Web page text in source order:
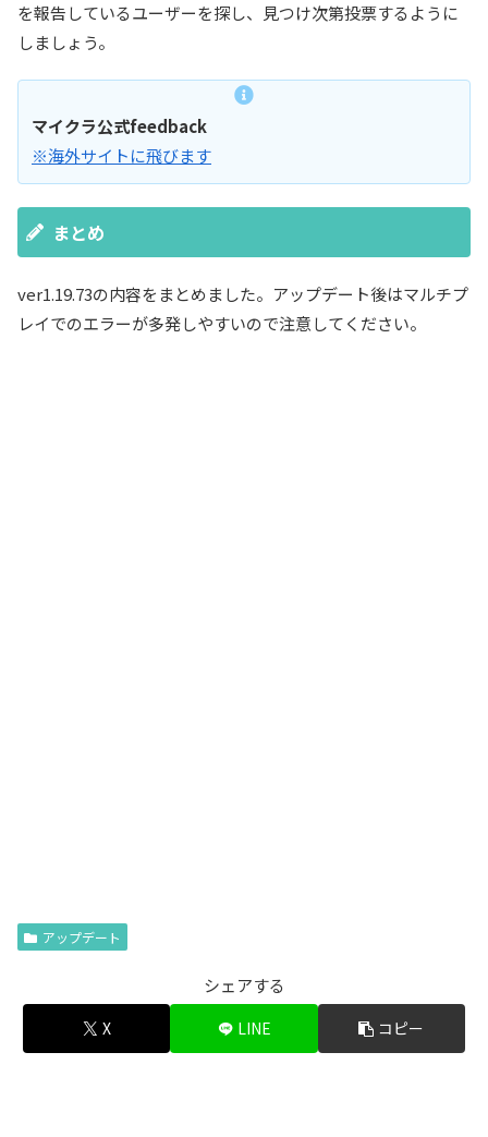
を報告しているユーザーを探し、見つけ次第投票するように
しましょう。
マイクラ公式feedback
※海外サイトに飛びます
まとめ
ver1.19.73の内容をまとめました。アップデート後はマルチプ
レイでのエラーが多発しやすいので注意してください。
アップデート
シェアする
X LINE コピー